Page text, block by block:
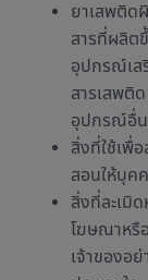
ยาเสพติด
สารที่ผลิต
อุปกรณ์เส
สารเสพติ
อุปกรณ์อื่
สิ่งที่ใช้เพื่
สอนให้บุค
สิ่งที่ละเมิ
โฆษณาหรื
เจ้าของอ